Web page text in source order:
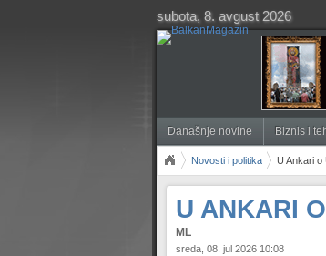
subota, 8. avgust 2026
Današnje novine Biznis i
Novosti i politika U Ankari o
U ANKARI
ML
sreda, 08. jul 2026 10:08